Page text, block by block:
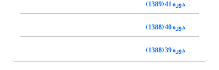
دوره 41 (1389)
دوره 40 (1388)
دوره 39 (1388)